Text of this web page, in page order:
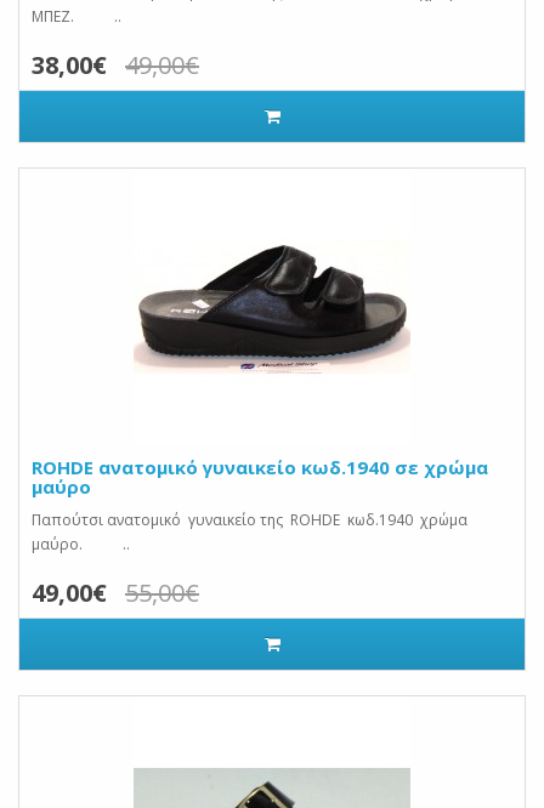
ΜΠΕΖ. ..
38,00€ 49,00€
ROHDE ανατομικό γυναικείο κωδ.1940 σε χρώμα
μαύρο
Παπούτσι ανατομικό γυναικείο της ROHDE κωδ.1940 χρώμα
μαύρο. ..
49,00€ 55,00€